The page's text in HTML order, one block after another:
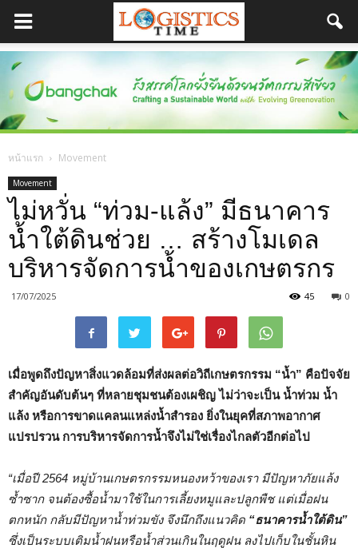
หน้าแรก Movement
Movement
ไม่หวั่น “ท่วม-แล้ง” มีธนาคาร
น้ำใต้ดินช่วย … สร้างโมเดล
บริหารจัดการน้ำของเกษตรกร
17/07/2025 0
45
เมื่อพูดถึงปัญหาสิ่งแวดล้อมที่ส่งผลต่อวิถีเกษตรกรรม “น้ำ” คือปัจจัย
สำคัญอันดับต้นๆ ที่หลายชุมชนต้องเผชิญ ไม่ว่าจะเป็น น้ำท่วม น้ำ
แล้ง หรือการขาดแคลนแหล่งน้ำสำรอง ยิ่งในยุคที่สภาพอากาศ
แปรปรวน การบริหารจัดการน้ำจึงไม่ใช่เรื่องไกลตัวอีกต่อไป
“เมื่อปี 2564 หมู่บ้านเกษตรกรรมหนองหว้าของเรา มีปัญหาภัยแล้ง
ซ้ำซาก จนต้องซื้อน้ำมาใช้ในการเลี้ยงหมูและปลูกพืช แต่เมื่อฝน
ตกหนัก กลับมีปัญหาน้ำท่วมขัง จึงนึกถึงแนวคิด “ธนาคารน้ำใต้ดิน”
ซึ่งเป็นระบบเติมน้ำฝนหรือน้ำส่วนเกินในฤดูฝน ลงไปเก็บในชั้นหิน